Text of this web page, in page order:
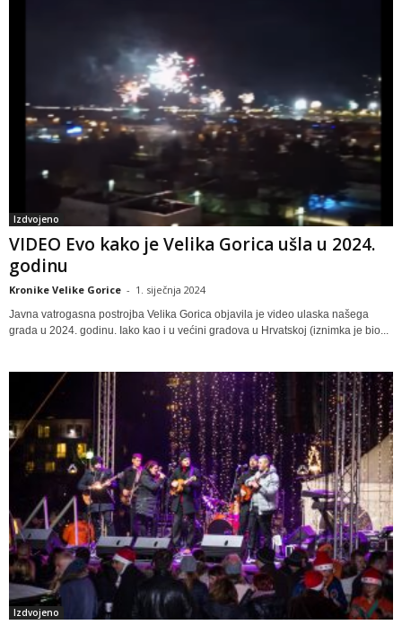
Izdvojeno
VIDEO Evo kako je Velika Gorica ušla u 2024.
godinu
Kronike Velike Gorice - 1. siječnja 2024
Javna vatrogasna postrojba Velika Gorica objavila je video ulaska našega
grada u 2024. godinu. Iako kao i u većini gradova u Hrvatskoj (iznimka je bio...
Izdvojeno